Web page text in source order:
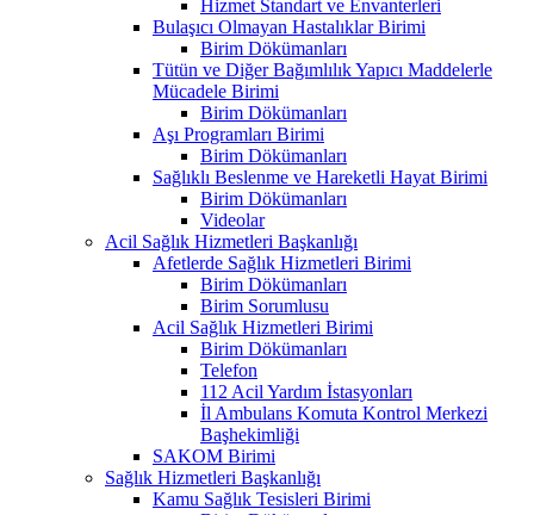
Hizmet Standart ve Envanterleri
Bulaşıcı Olmayan Hastalıklar Birimi
Birim Dökümanları
Tütün ve Diğer Bağımlılık Yapıcı Maddelerle
Mücadele Birimi
Birim Dökümanları
Aşı Programları Birimi
Birim Dökümanları
Sağlıklı Beslenme ve Hareketli Hayat Birimi
Birim Dökümanları
Videolar
Acil Sağlık Hizmetleri Başkanlığı
Afetlerde Sağlık Hizmetleri Birimi
Birim Dökümanları
Birim Sorumlusu
Acil Sağlık Hizmetleri Birimi
Birim Dökümanları
Telefon
112 Acil Yardım İstasyonları
İl Ambulans Komuta Kontrol Merkezi
Başhekimliği
SAKOM Birimi
Sağlık Hizmetleri Başkanlığı
Kamu Sağlık Tesisleri Birimi